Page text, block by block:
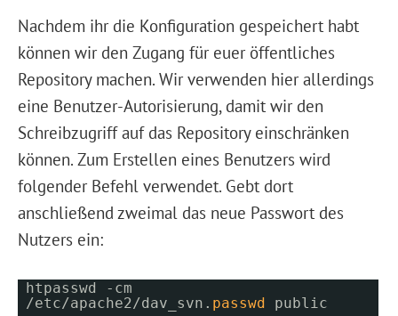
Nachdem ihr die Konfiguration gespeichert habt
können wir den Zugang für euer öffentliches
Repository machen. Wir verwenden hier allerdings
eine Benutzer-Autorisierung, damit wir den
Schreibzugriff auf das Repository einschränken
können. Zum Erstellen eines Benutzers wird
folgender Befehl verwendet. Gebt dort
anschließend zweimal das neue Passwort des
Nutzers ein:
htpasswd -cm
/etc/apache2/dav_svn. passwd
public